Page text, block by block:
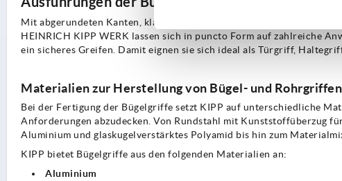
Mit abgerundeten Kanten, klappbar oder mit maßgeschneidertem
HEINRICH KIPP WERK lassen sich in puncto Form auf zahlreiche
ein sicheres Greifen. Damit eignen sie sich ideal als Türgriff,
Materialien zur Herstellung von Bügel- und Rohrgriffen
Bei der Fertigung der Bügelgriffe setzt KIPP auf unterschiedliche
Anforderungen abzudecken. Von Rundstahl mit Kunststoffüberzug
Aluminium und glaskugelverstärktes Polyamid bis hin zum
KIPP bietet Bügelgriffe aus den folgenden Materialien an:
Aluminium